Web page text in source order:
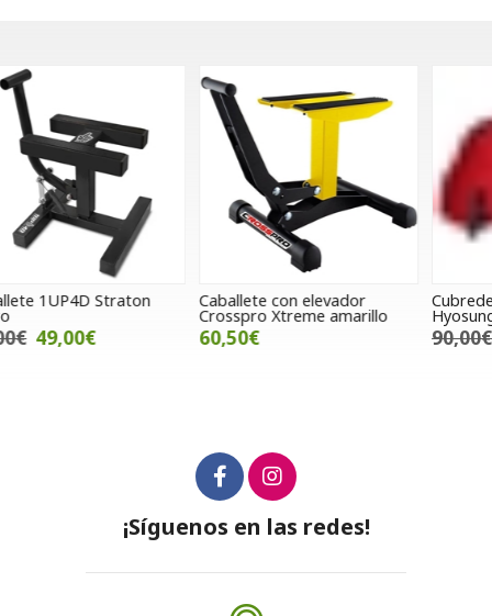
Caballete con elevador
Crosspro Xtreme amarillo
60,50€
Cubredepósito Bagster
Hyosung Comet rojo
90,00€
¡Síguenos en las redes!